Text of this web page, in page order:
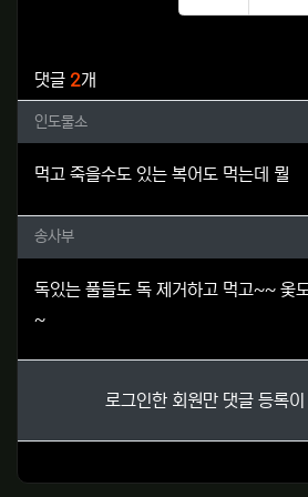
추천
비
댓글 2개
인도물소님의 댓글
인도물소
먹고 죽을수도 있는 복어도 먹는데 뭘
송사부님의 댓글
송사부
독있는 풀들도 독 제거하고 먹고~~ 옻
~
로그인한 회원만 댓글 등록이